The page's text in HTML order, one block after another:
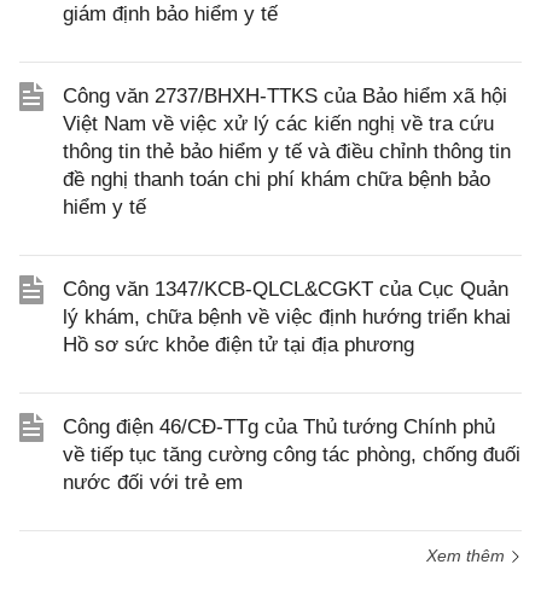
giám định bảo hiểm y tế
Công văn 2737/BHXH-TTKS của Bảo hiểm xã hội
Việt Nam về việc xử lý các kiến nghị về tra cứu
thông tin thẻ bảo hiểm y tế và điều chỉnh thông tin
đề nghị thanh toán chi phí khám chữa bệnh bảo
hiểm y tế
Công văn 1347/KCB-QLCL&CGKT của Cục Quản
lý khám, chữa bệnh về việc định hướng triển khai
Hồ sơ sức khỏe điện tử tại địa phương
Công điện 46/CĐ-TTg của Thủ tướng Chính phủ
về tiếp tục tăng cường công tác phòng, chống đuối
nước đối với trẻ em
Xem thêm